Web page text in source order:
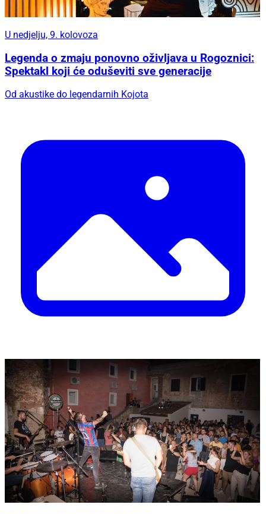
U nedjelju, 9. kolovoza
Legenda o zmaju ponovno oživljava u Rogoznici:
Spektakl koji će oduševiti sve generacije
Od akustike do legendarnih Kojota